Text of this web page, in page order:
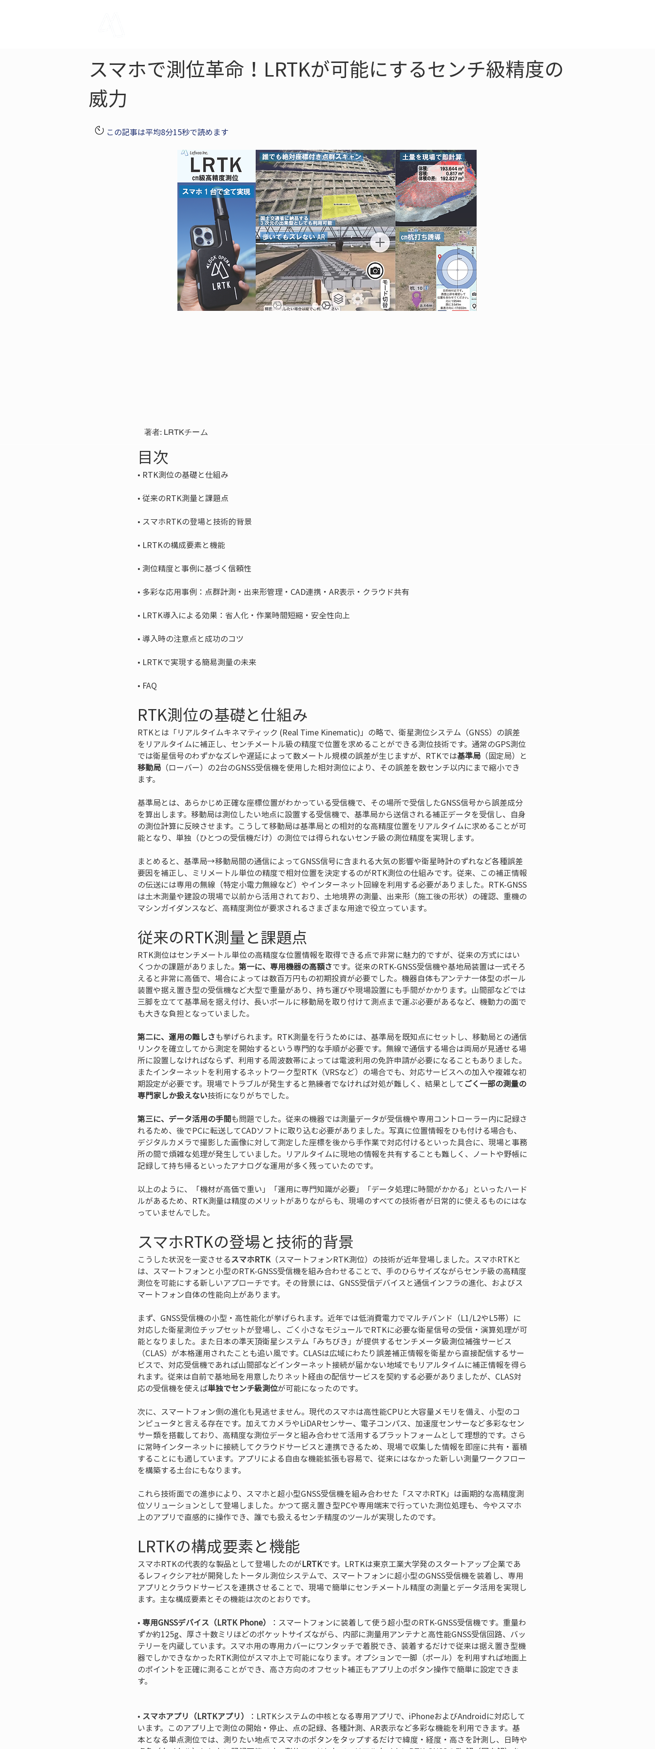
スマホで測位革命！LRTKが可能にするセンチ級精度の
威力
この記事は平均8分15秒で読めます
著者: LRTKチーム
目次
•
•
•
•
•
•
•
•
•
• FAQ
RTK測位の基礎と仕組み
RTKとは「リアルタイムキネマティック (Real Time Kinematic)」の略で、衛星測位システム（GNSS）の誤差
をリアルタイムに補正し、センチメートル級の精度で位置を求めることができる測位技術です。通常のGPS測位
では衛星信号のわずかなズレや遅延によって数メートル規模の誤差が生じますが、RTKでは基準局 （固定局）と
移動局 （ローバー）の2台のGNSS受信機を使用した相対測位により、その誤差を数センチ以内にまで縮小でき
ます。
基準局とは、あらかじめ正確な座標位置がわかっている受信機で、その場所で受信したGNSS信号から誤差成分
を算出します。移動局は測位したい地点に設置する受信機で、基準局から送信される補正データを受信し、自身
の測位計算に反映させます。こうして移動局は基準局との相対的な高精度位置をリアルタイムに求めることが可
能となり、単独（ひとつの受信機だけ）の測位では得られないセンチ級の測位精度を実現します。
まとめると、基準局→移動局間の通信によってGNSS信号に含まれる大気の影響や衛星時計のずれなど各種誤差
要因を補正し、ミリメートル単位の精度で相対位置を決定するのがRTK測位の仕組みです。従来、この補正情報
の伝送には専用の無線（特定小電力無線など）やインターネット回線を利用する必要がありました。RTK-GNSS
は土木測量や建設の現場で以前から活用されており、土地境界の測量、出来形（施工後の形状）の確認、重機の
マシンガイダンスなど、高精度測位が要求されるさまざまな用途で役立っています。
従来のRTK測量と課題点
RTK測位はセンチメートル単位の高精度な位置情報を取得できる点で非常に魅力的ですが、従来の方式にはい
くつかの課題がありました。 第一に、専用機器の高額さです。従来のRTK-GNSS受信機や基地局装置は一式そろ
えると非常に高価で、場合によっては数百万円もの初期投資が必要でした。機器自体もアンテナ一体型のポール
装置や据え置き型の受信機など大型で重量があり、持ち運びや現場設置にも手間がかかります。山間部などでは
三脚を立てて基準局を据え付け、長いポールに移動局を取り付けて測点まで運ぶ必要があるなど、機動力の面で
も大きな負担となっていました。
第二に、運用の難しさも挙げられます。RTK測量を行うためには、基準局を既知点にセットし、移動局との通信
リンクを確立してから測定を開始するという専門的な手順が必要です。無線で通信する場合は両局が見通せる場
所に設置しなければならず、利用する周波数帯によっては電波利用の免許申請が必要になることもありました。
またインターネットを利用するネットワーク型RTK（VRSなど）の場合でも、対応サービスへの加入や複雑な初
期設定が必要です。現場でトラブルが発生すると熟練者でなければ対処が難しく、結果としてごく一部の測量の
専門家しか扱えない技術になりがちでした。
第三に、データ活用の手間も問題でした。従来の機器では測量データが受信機や専用コントローラー内に記録さ
れるため、後でPCに転送してCADソフトに取り込む必要がありました。写真に位置情報をひも付ける場合も、
デジタルカメラで撮影した画像に対して測定した座標を後から手作業で対応付けるといった具合に、現場と事務
所の間で煩雑な処理が発生していました。リアルタイムに現地の情報を共有することも難しく、ノートや野帳に
記録して持ち帰るといったアナログな運用が多く残っていたのです。
以上のように、「機材が高価で重い」「運用に専門知識が必要」「データ処理に時間がかかる」といったハード
ルがあるため、RTK測量は精度のメリットがありながらも、現場のすべての技術者が日常的に使えるものにはな
っていませんでした。
スマホRTKの登場と技術的背景
こうした状況を一変させるスマホRTK（スマートフォンRTK測位）の技術が近年登場しました。スマホRTKと
は、スマートフォンと小型のRTK-GNSS受信機を組み合わせることで、手のひらサイズながらセンチ級の高精度
測位を可能にする新しいアプローチです。その背景には、GNSS受信デバイスと通信インフラの進化、およびス
マートフォン自体の性能向上があります。
まず、GNSS受信機の小型・高性能化が挙げられます。近年では低消費電力でマルチバンド（L1/L2やL5帯）に
対応した衛星測位チップセットが登場し、ごく小さなモジュールでRTKに必要な衛星信号の受信・演算処理が可
能となりました。また日本の準天頂衛星システム「みちびき」が提供するセンチメータ級測位補強サービス
（CLAS）が本格運用されたことも追い風です。CLASは広域にわたり誤差補正情報を衛星から直接配信するサー
ビスで、対応受信機であれば山間部などインターネット接続が届かない地域でもリアルタイムに補正情報を得ら
れます。従来は自前で基地局を用意したりネット経由の配信サービスを契約する必要がありましたが、CLAS対
応の受信機を使えば単独でセンチ級測位が可能になったのです。
次に、スマートフォン側の進化も見逃せません。現代のスマホは高性能CPUと大容量メモリを備え、小型のコ
ンピュータと言える存在です。加えてカメラやLiDARセンサー、電子コンパス、加速度センサーなど多彩なセン
サー類を搭載しており、高精度な測位データと組み合わせて活用するプラットフォームとして理想的です。さら
に常時インターネットに接続してクラウドサービスと連携できるため、現場で収集した情報を即座に共有・蓄積
することにも適しています。アプリによる自由な機能拡張も容易で、従来にはなかった新しい測量ワークフロー
を構築する土台にもなります。
これら技術面での進歩により、スマホと超小型GNSS受信機を組み合わせた「スマホRTK」は画期的な高精度測
位ソリューションとして登場しました。かつて据え置き型PCや専用端末で行っていた測位処理も、今やスマホ
上のアプリで直感的に操作でき、誰でも扱えるセンチ精度のツールが実現したのです。
LRTKの構成要素と機能
スマホRTKの代表的な製品として登場したのがLRTKです。LRTKは東京工業大学発のスタートアップ企業であ
るレフィクシア社が開発したトータル測位システムで、スマートフォンに超小型のGNSS受信機を装着し、専用
アプリとクラウドサービスを連携させることで、現場で簡単にセンチメートル精度の測量とデータ活用を実現し
ます。主な構成要素とその機能は次のとおりです。
• 専用GNSSデバイス（LRTK Phone）
：スマートフォンに装着して使う超小型のRTK-GNSS受信機です。重量わ
ずか約125g、厚さ十数ミリほどのポケットサイズながら、内部に測量用アンテナと高性能GNSS受信回路、バッ
テリーを内蔵しています。スマホ用の専用カバーにワンタッチで着脱でき、装着するだけで従来は据え置き型機
器でしかできなかったRTK測位がスマホ上で可能になります。オプションで一脚（ポール）を利用すれば地面上
のポイントを正確に測ることができ、高さ方向のオフセット補正もアプリ上のボタン操作で簡単に設定できま
す。
• スマホアプリ（LRTKアプリ）
：LRTKシステムの中核となる専用アプリで、iPhoneおよびAndroidに対応して
います。このアプリ上で測位の開始・停止、点の記録、各種計測、AR表示など多彩な機能を利用できます。基
本となる単点測位では、測りたい地点でスマホのボタンをタップするだけで緯度・経度・高さを計測し、日時や